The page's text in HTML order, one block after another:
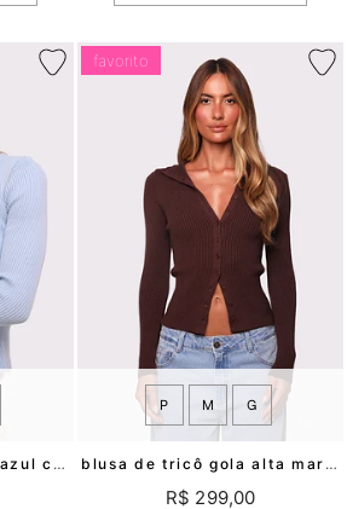
blusa de tricô amore azul claro mundo lolita
favorito
blusa de tricô gola alta marrom lola mundo lolita
P M G
R$ 299,00